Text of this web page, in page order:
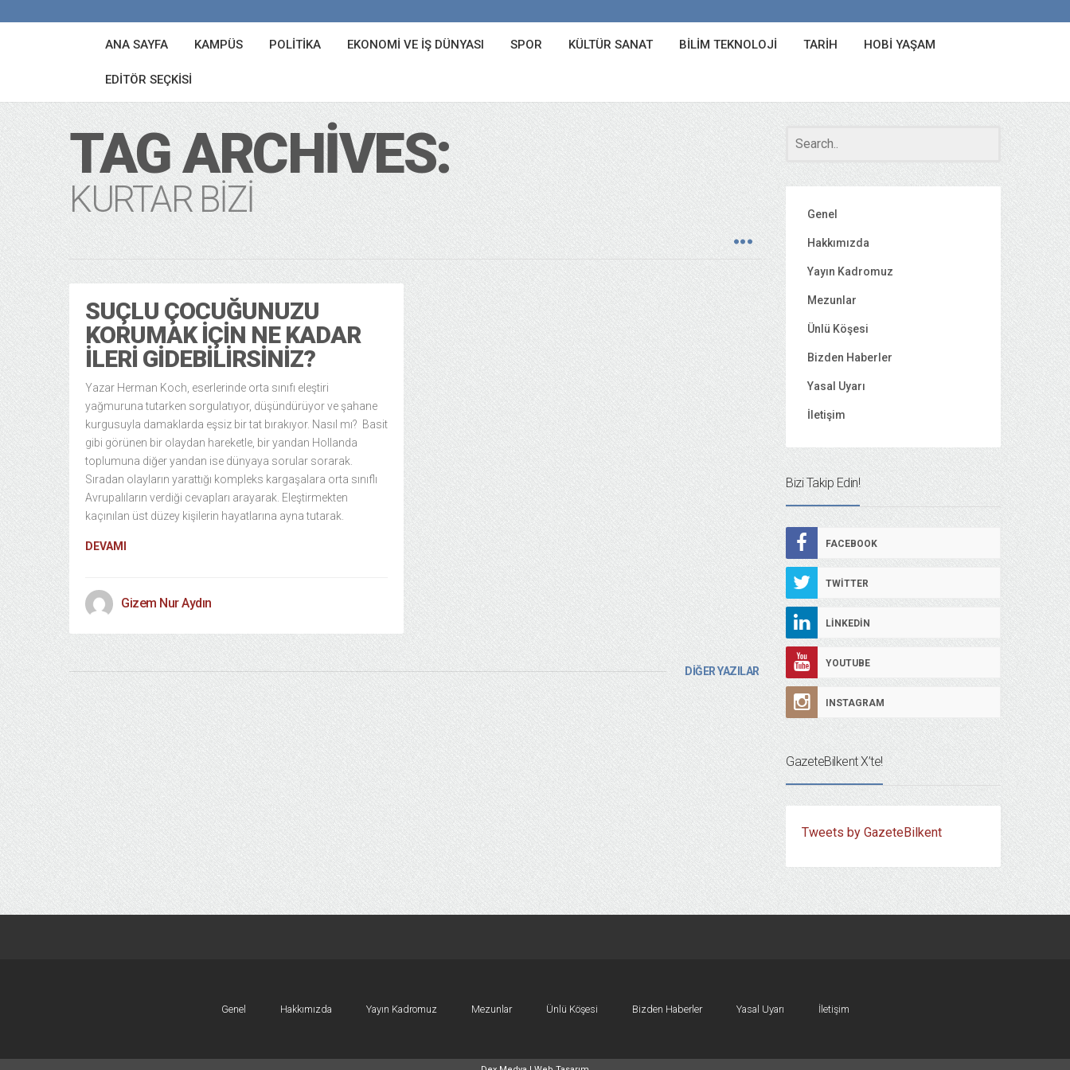
ANA SAYFA KAMPÜS POLITIKA EKONOMI VE İŞ DÜNYASI SPOR KÜLTÜR SANAT BILIM TEKNOLOJI TARIH HOBI YAŞAM
EDITÖR SEÇKISI
TAG ARCHIVES:
KURTAR BIZI
SUÇLU ÇOCUĞUNUZU
KORUMAK İÇIN NE KADAR
İLERI GIDEBILIRSINIZ?
Yazar Herman Koch, eserlerinde orta sınıfı eleştiri
yağmuruna tutarken sorgulatıyor, düşündürüyor ve şahane
kurgusuyla damaklarda eşsiz bir tat bırakıyor. Nasıl mı? Basit
gibi görünen bir olaydan hareketle, bir yandan Hollanda
toplumuna diğer yandan ise dünyaya sorular sorarak.
Sıradan olayların yarattığı kompleks kargaşalara orta sınıflı
Avrupalıların verdiği cevapları arayarak. Eleştirmekten
kaçınılan üst düzey kişilerin hayatlarına ayna tutarak.
DEVAMI
Gizem Nur Aydın
DİĞER YAZILAR
Genel
Hakkımızda
Yayın Kadromuz
Mezunlar
Ünlü Köşesi
Bizden Haberler
Yasal Uyarı
İletişim
Bizi Takip Edin!
FACEBOOK
TWITTER
LINKEDIN
YOUTUBE
INSTAGRAM
GazeteBilkent X’te!
Tweets by GazeteBilkent
Genel Hakkımızda Yayın Kadromuz Mezunlar Ünlü Köşesi Bizden Haberler Yasal Uyarı İletişim